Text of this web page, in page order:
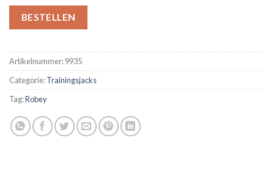
BESTELLEN
Artikelnummer:9935
Categorie:Trainingsjacks
Tag:Robey